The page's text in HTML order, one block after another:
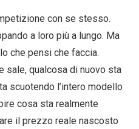
con se stesso.
a loro più a lungo. Ma
che pensi che faccia.
sale, qualcosa di nuovo sta
scuotendo l’intero modello
cosa sta realmente
il prezzo reale nascosto